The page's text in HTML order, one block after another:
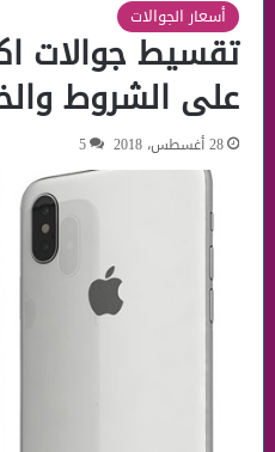
أسعار الجوالات
تقسيط جوالات
على الشروط
28 أغسطس، 2018 5